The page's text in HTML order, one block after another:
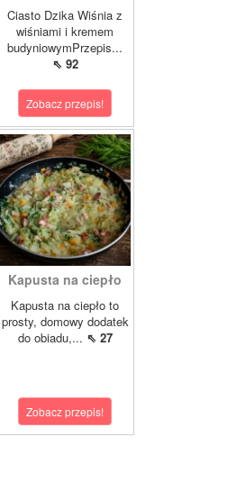
Ciasto Dzika Wiśnia z
wiśniami i kremem
budyniowymPrzepis...
⇖ 92
Zobacz przepis!
Kapusta na ciepło
Kapusta na ciepło to
prosty, domowy dodatek
do obiadu,... ⇖ 27
Zobacz przepis!